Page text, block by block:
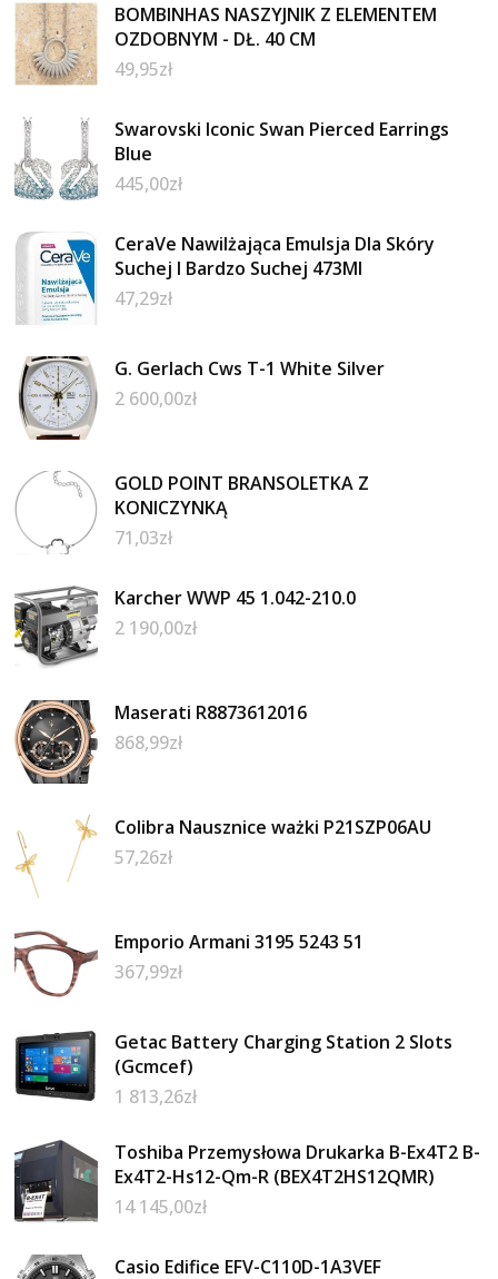
BOMBINHAS NASZYJNIK Z ELEMENTEM
OZDOBNYM - DŁ. 40 CM
49,95zł
Swarovski Iconic Swan Pierced Earrings
Blue
445,00zł
CeraVe Nawilżająca Emulsja Dla Skóry
Suchej I Bardzo Suchej 473Ml
47,29zł
G. Gerlach Cws T-1 White Silver
2 600,00zł
GOLD POINT BRANSOLETKA Z
KONICZYNKĄ
71,03zł
Karcher WWP 45 1.042-210.0
2 190,00zł
Maserati R8873612016
868,99zł
Colibra Nausznice ważki P21SZP06AU
57,26zł
Emporio Armani 3195 5243 51
367,99zł
Getac Battery Charging Station 2 Slots
(Gcmcef)
1 813,26zł
Toshiba Przemysłowa Drukarka B-Ex4T2 B-
Ex4T2-Hs12-Qm-R (BEX4T2HS12QMR)
14 145,00zł
Casio Edifice EFV-C110D-1A3VEF